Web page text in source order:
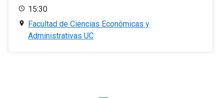
15:30
Facultad de Ciencias Económicas y
Administrativas UC